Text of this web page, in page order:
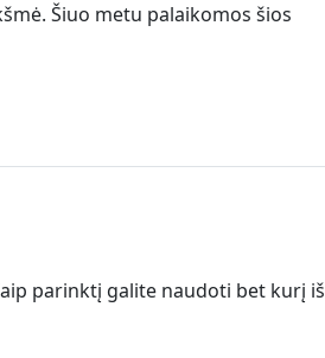
Šiuo metu palaikomos šios
parinktį galite naudoti bet kurį iš